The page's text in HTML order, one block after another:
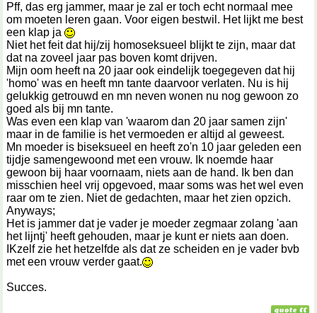
Pff, das erg jammer, maar je zal er toch echt normaal mee
om moeten leren gaan. Voor eigen bestwil. Het lijkt me best
een klap ja
Niet het feit dat hij/zij homoseksueel blijkt te zijn, maar dat
dat na zoveel jaar pas boven komt drijven.
Mijn oom heeft na 20 jaar ook eindelijk toegegeven dat hij
'homo' was en heeft mn tante daarvoor verlaten. Nu is hij
gelukkig getrouwd en mn neven wonen nu nog gewoon zo
goed als bij mn tante.
Was even een klap van 'waarom dan 20 jaar samen zijn'
maar in de familie is het vermoeden er altijd al geweest.
Mn moeder is biseksueel en heeft zo'n 10 jaar geleden een
tijdje samengewoond met een vrouw. Ik noemde haar
gewoon bij haar voornaam, niets aan de hand. Ik ben dan
misschien heel vrij opgevoed, maar soms was het wel even
raar om te zien. Niet de gedachten, maar het zien opzich.
Anyways;
Het is jammer dat je vader je moeder zegmaar zolang 'aan
het lijntj' heeft gehouden, maar je kunt er niets aan doen.
IKzelf zie het hetzelfde als dat ze scheiden en je vader bvb
met een vrouw verder gaat.
Succes.